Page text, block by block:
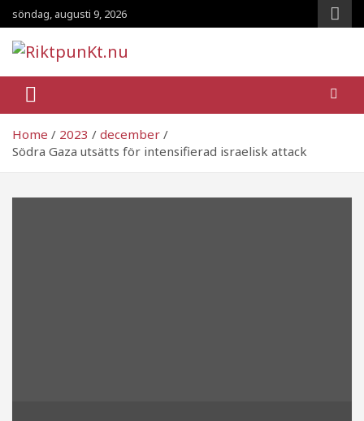
Skip
to
content
söndag, augusti 9, 2026
RiktpunKt.nu
Home 2023
december
Södra Gaza utsätts för intensifierad israelisk attack